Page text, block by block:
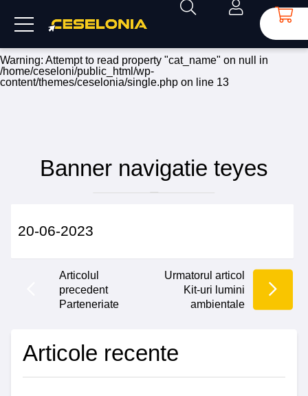
Warning
/home/ceseloni/public_html/wp-
Warning: Attempt to read property "cat_name" on null in
/home/ceseloni/public_html/wp-
content/themes/ceselonia/single.php on line 13
Banner navigatie teyes
20-06-2023
Articolul
precedent
Parteneriate
Urmatorul articol
Kit-uri lumini
ambientale
Articole recente